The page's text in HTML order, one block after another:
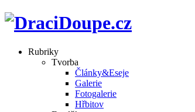
Rubriky
Tvorba
Články&Eseje
Galerie
Fotogalerie
Hřbitov